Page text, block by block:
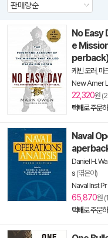
No
e
케빈 모러 마
New Amer
22,320원
택배로 주문
Naval
Daniel H.
s (엮은이)
Naval Inst Pr|
65,870원
택배로 주문